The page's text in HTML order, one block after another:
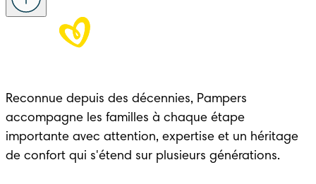
Reconnue depuis des décennies, Pampers
accompagne les familles à chaque étape
importante avec attention, expertise et un héritage
de confort qui s'étend sur plusieurs générations.